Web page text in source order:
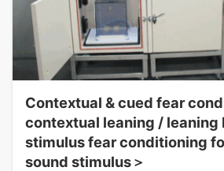
Contextual & cued fear
contextual leaning / leaning
stimulus fear conditioning
sound stimulus＞